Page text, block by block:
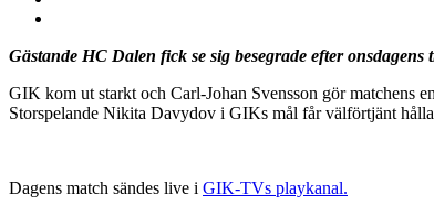
Gästande HC Dalen fick se sig besegrade efter
GIK kom ut starkt och Carl-Johan Svensson gör matchens
Storspelande Nikita Davydov i GIKs mål får välförtjänt
Dagens match sändes live i GIK-TVs playkanal.